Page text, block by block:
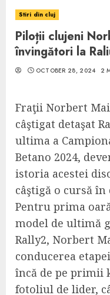
Stiri din cluj
Piloții clujeni
învingători la
OCTOBER 28, 2024 2
Fraţii Norbert
câştigat detaşat
ultima a
Betano 2024,
istoria acestei
câştigă o cursă
Pentru prima
model de ultimă
Rally2, Norbert
conducerea
încă de pe primii
fotoliul de lider,